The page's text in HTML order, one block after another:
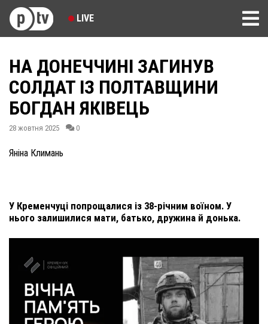
LIVE
НА ДОНЕЧЧИНІ ЗАГИНУВ
СОЛДАТ ІЗ ПОЛТАВЩИНИ
БОГДАН ЯКІВЕЦЬ
28 жовтня 2025 0
Яніна Климань
У Кременчуці попрощалися із 38-річним воїном. У
нього залишилися мати, батько, дружина й донька.